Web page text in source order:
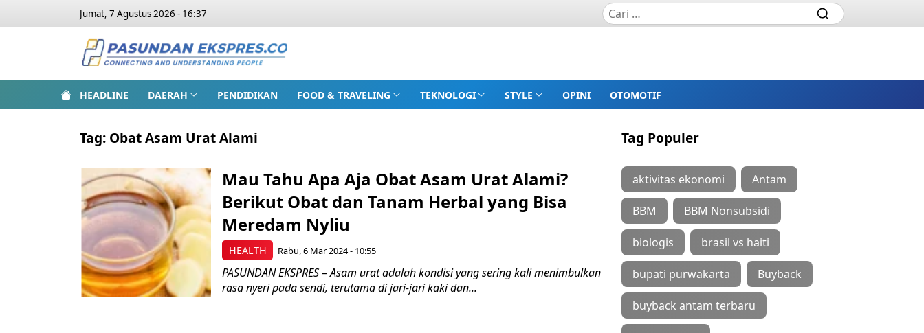
Jumat, 7 Agustus 2026 - 16:37
HEADLINE DAERAH PENDIDIKAN FOOD & TRAVELING TEKNOLOGI STYLE OPINI OTOMOTIF
Tag: Obat Asam Urat Alami
HEALTH
Mau Tahu Apa Aja Obat Asam Urat Alami?
Berikut Obat dan Tanam Herbal yang Bisa
Meredam Nyliu
Rabu, 6 Mar 2024 - 10:55
PASUNDAN EKSPRES – Asam urat adalah kondisi yang sering kali menimbulkan
rasa nyeri pada sendi, terutama di jari-jari kaki dan...
Tag Populer
aktivitas ekonomi Antam
BBM BBM Nonsubsidi
biologis brasil vs haiti
bupati purwakarta Buyback
buyback antam terbaru